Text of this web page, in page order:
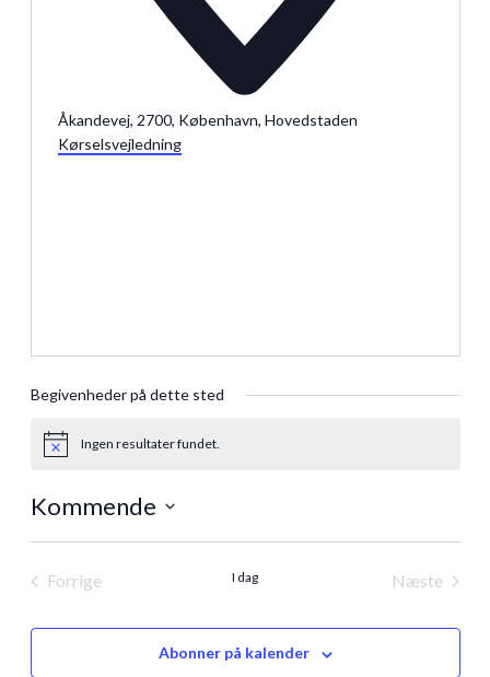
Åkandevej, 2700, København, Hovedstaden
Kørselsvejledning
Begivenheder på dette sted
NoticeIngen resultater fundet.
Kommende
Vælg
Forrige
I dag
Næste
Abonner på kalender